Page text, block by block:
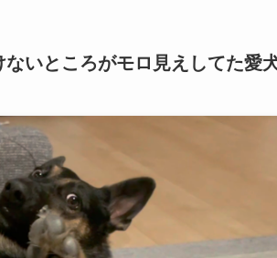
いところがモロ見えしてた愛